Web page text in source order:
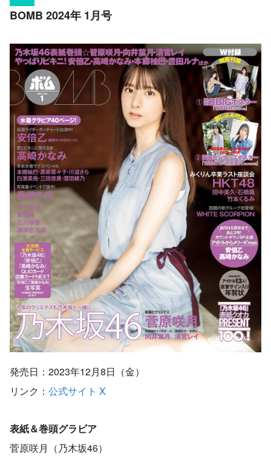
BOMB 2024年 1月号
発売日：2023年12月8日（金）
リンク： 公式サイト X
表紙＆巻頭グラビア
菅原咲月（乃木坂46）